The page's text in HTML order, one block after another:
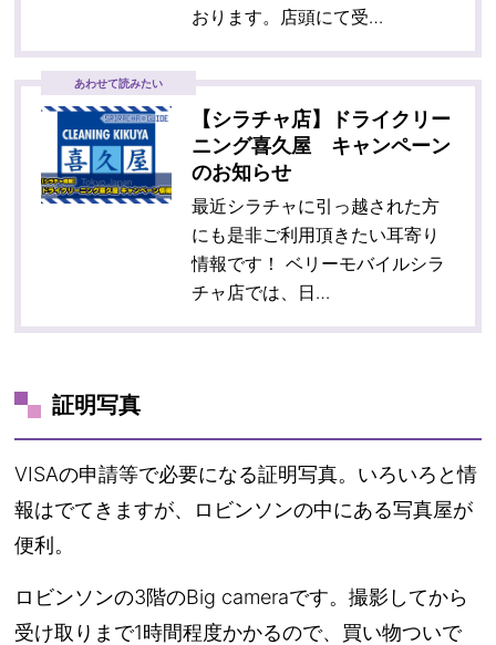
おります。店頭にて受…
あわせて読みたい
【シラチャ店】ドライクリー
ニング喜久屋 キャンペーン
のお知らせ
最近シラチャに引っ越された方
にも是非ご利用頂きたい耳寄り
情報です！ ベリーモバイルシラ
チャ店では、日…
証明写真
VISAの申請等で必要になる証明写真。いろいろと情
報はでてきますが、ロビンソンの中にある写真屋が
便利。
ロビンソンの3階のBig cameraです。撮影してから
受け取りまで1時間程度かかるので、買い物ついで